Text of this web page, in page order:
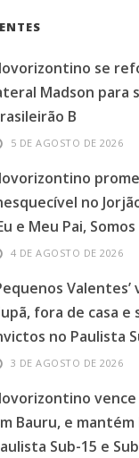
se
Madson para
B
5 DE AGOSTO DE 2026
no
e Meu Pai,
4 DE AGOSTO DE 2026
Valentes’
fora de casa e
no Paulista
3 DE AGOSTO DE 2026
Bauru, e
Sub-15 e